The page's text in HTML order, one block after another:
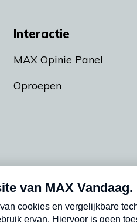
Interactie
MAX Opinie Panel
Oproepen